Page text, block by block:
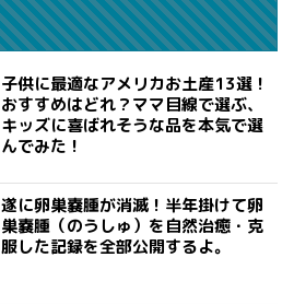
子供に最適なアメリカお土産13選！
おすすめはどれ？ママ目線で選ぶ、
キッズに喜ばれそうな品を本気で選
んでみた！
遂に卵巣嚢腫が消滅！半年掛けて卵
巣嚢腫（のうしゅ）を自然治癒・克
服した記録を全部公開するよ。